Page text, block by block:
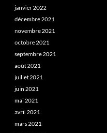
janvier 2022
décembre 2021
novembre 2021
octobre 2021
septembre 2021
août 2021
juillet 2021
juin 2021
mai 2021
avril 2021
mars 2021